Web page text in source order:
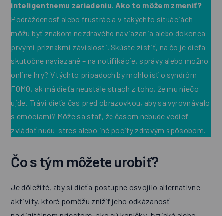
inteligentnému zariadeniu. Ako to môžem zmeniť?
Podráždenosť alebo frustrácia v takýchto situáciách
môžu byť znakom nezdravého naviazania alebo dokonca
prvými príznakmi závislosti. Skúste zistiť, na čo je dieťa
skutočne naviazané – na notifikácie, správy alebo možno
online hry? V týchto prípadoch by mohlo ísť o syndróm
FOMO, ak má dieťa neustále strach z toho, že mu niečo
ujde. Trávi dieťa čas pred obrazovkou, aby sa vyrovnávalo
s emóciami? Môže sa stať, že časom nebude vedieť
zvládať nudu, stres alebo iné pocity zdravým spôsobom.
Čo s tým môžete urobiť?
Je dôležité, aby si dieťa postupne osvojilo alternatívne
aktivity, ktoré pomôžu znížiť jeho odkázanosť